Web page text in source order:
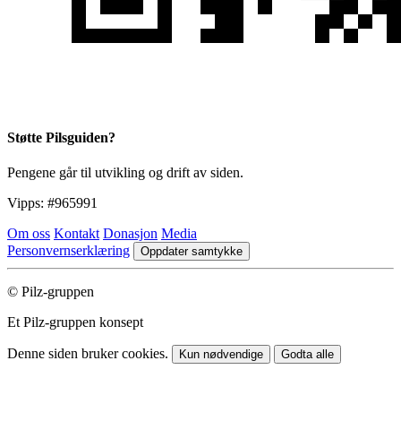
Støtte Pilsguiden?
Pengene går til utvikling og drift av siden.
Vipps: #965991
Om oss Kontakt Donasjon Media
Personvernserklæring
Oppdater samtykke
© Pilz-gruppen
Et Pilz-gruppen konsept
Denne siden bruker cookies. Kun nødvendige Godta alle